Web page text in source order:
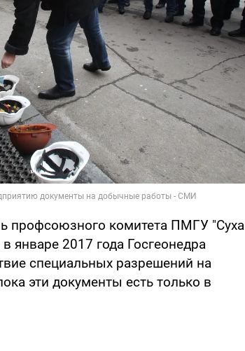
профсоюзного комитета ПМГУ "Суха
январе 2017 года Госгеонедра
специальных разрешений на
эти документы есть только в